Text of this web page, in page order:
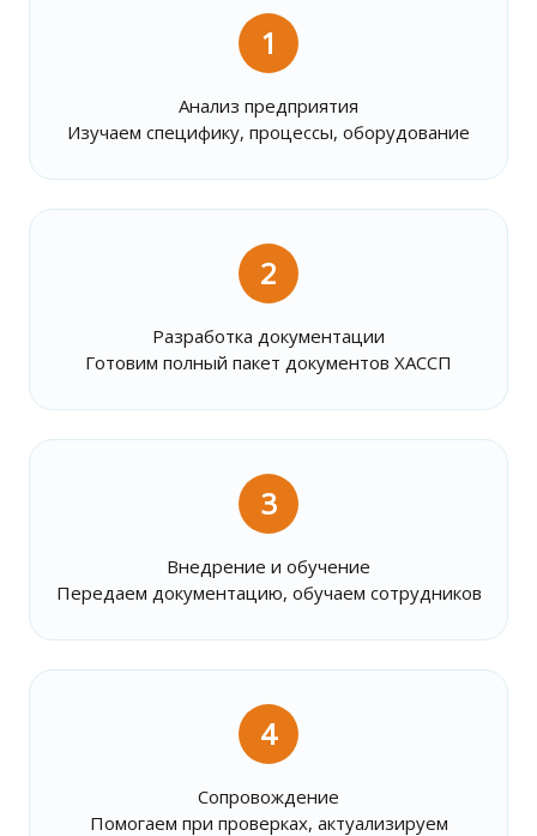
1
Анализ предприятия
Изучаем специфику, процессы, оборудование
2
Разработка документации
Готовим полный пакет документов ХАССП
3
Внедрение и обучение
Передаем документацию, обучаем сотрудников
4
Сопровождение
Помогаем при проверках, актуализируем